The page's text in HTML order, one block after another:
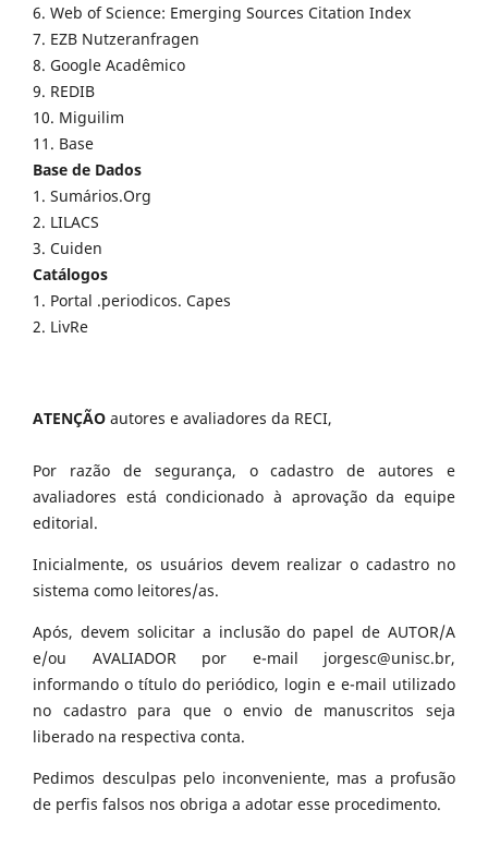
6. Web of Science: Emerging Sources Citation Index
7. EZB Nutzeranfragen
8. Google Acadêmico
9. REDIB
10. Miguilim
11. Base
Base de Dados
1. Sumários.Org
2. LILACS
3. Cuiden
Catálogos
1. Portal .periodicos. Capes
2. LivRe
ATENÇÃO autores e avaliadores da RECI,
Por razão de segurança, o cadastro de autores e
avaliadores está condicionado à aprovação da equipe
editorial.
Inicialmente, os usuários devem realizar o cadastro no
sistema como leitores/as.
Após, devem solicitar a inclusão do papel de AUTOR/A
e/ou AVALIADOR por e-mail jorgesc@unisc.br,
informando o título do periódico, login e e-mail utilizado
no cadastro para que o envio de manuscritos seja
liberado na respectiva conta.
Pedimos desculpas pelo inconveniente, mas a profusão
de perfis falsos nos obriga a adotar esse procedimento.